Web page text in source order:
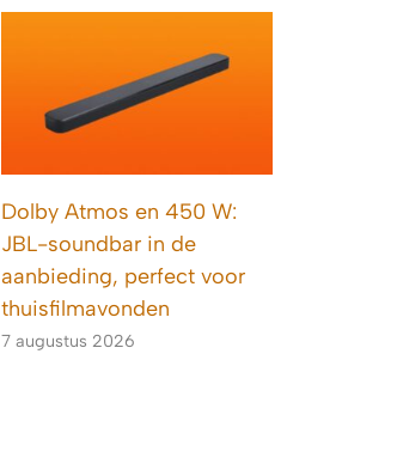
Dolby Atmos en 450 W:
JBL-soundbar in de
aanbieding, perfect voor
thuisfilmavonden
7 augustus 2026